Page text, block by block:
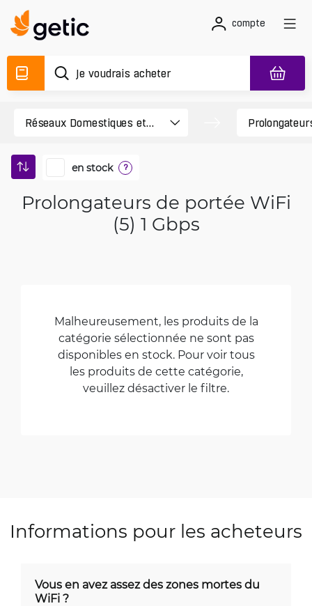
compte
en stock ?
Prolongateurs de portée WiFi
(5) 1 Gbps
Malheureusement, les produits de la
catégorie sélectionnée ne sont pas
disponibles en stock. Pour voir tous
les produits de cette catégorie,
veuillez désactiver le filtre.
Informations pour les acheteurs
Vous en avez assez des zones mortes du
WiFi ?